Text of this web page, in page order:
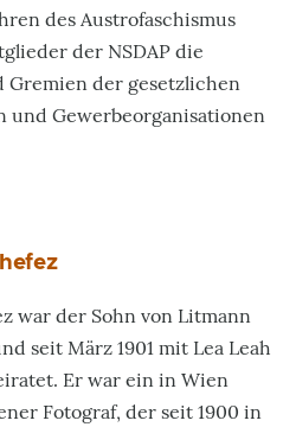
des Austrofaschismus
der NSDAP die
Gremien der gesetzlichen
und Gewerbeorganisationen
war der Sohn von Litmann
seit März 1901 mit Lea Leah
Er war ein in Wien
Fotograf, der seit 1900 in